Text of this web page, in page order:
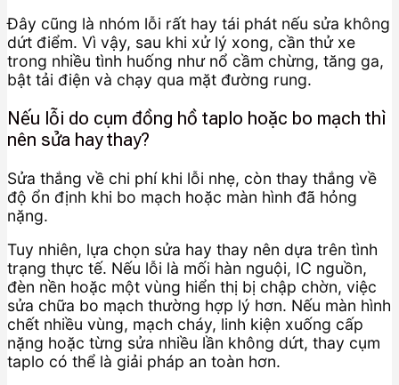
Đây cũng là nhóm lỗi rất hay tái phát nếu sửa không
dứt điểm. Vì vậy, sau khi xử lý xong, cần thử xe
trong nhiều tình huống như nổ cầm chừng, tăng ga,
bật tải điện và chạy qua mặt đường rung.
Nếu lỗi do cụm đồng hồ taplo hoặc bo mạch thì
nên sửa hay thay?
Sửa thắng về chi phí khi lỗi nhẹ, còn thay thắng về
độ ổn định khi bo mạch hoặc màn hình đã hỏng
nặng.
Tuy nhiên, lựa chọn sửa hay thay nên dựa trên tình
trạng thực tế. Nếu lỗi là mối hàn nguội, IC nguồn,
đèn nền hoặc một vùng hiển thị bị chập chờn, việc
sửa chữa bo mạch thường hợp lý hơn. Nếu màn hình
chết nhiều vùng, mạch cháy, linh kiện xuống cấp
nặng hoặc từng sửa nhiều lần không dứt, thay cụm
taplo có thể là giải pháp an toàn hơn.